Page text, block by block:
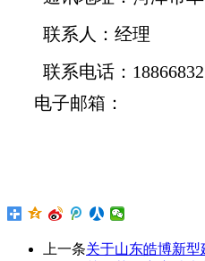
联系人： 经理
联系电话：
电子邮箱：
上一条关于山东皓博新